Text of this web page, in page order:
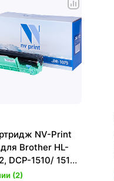
NV-Print
Brother HL-
DCP-1510/ 1512,
1815
(2)